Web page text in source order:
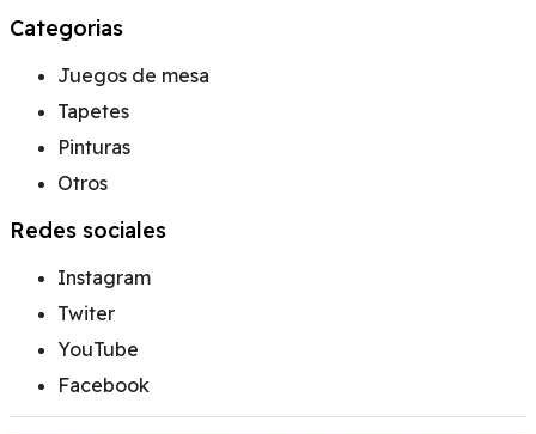
Categorias
Juegos de mesa
Tapetes
Pinturas
Otros
Redes sociales
Instagram
Twiter
YouTube
Facebook